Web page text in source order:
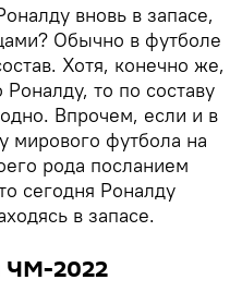
вновь в запасе,
Обычно в футболе
Хотя, конечно же,
то по составу
Впрочем, если и в
мирового футбола на
рода посланием
сегодня Роналду
в запасе.
ЧМ-2022